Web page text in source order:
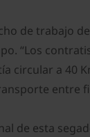
de trabajo
“Los
circular a 40
entre
de esta